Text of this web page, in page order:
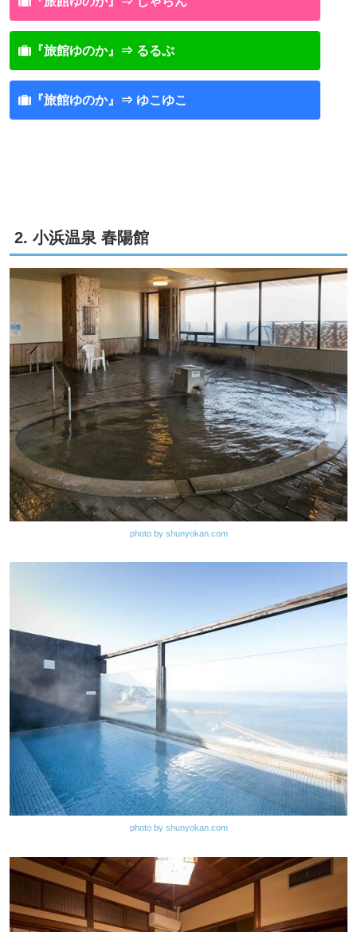
『旅館ゆのか』⇒ るるぶ
『旅館ゆのか』⇒ ゆこゆこ
2. 小浜温泉 春陽館
photo by shunyokan.com
photo by shunyokan.com